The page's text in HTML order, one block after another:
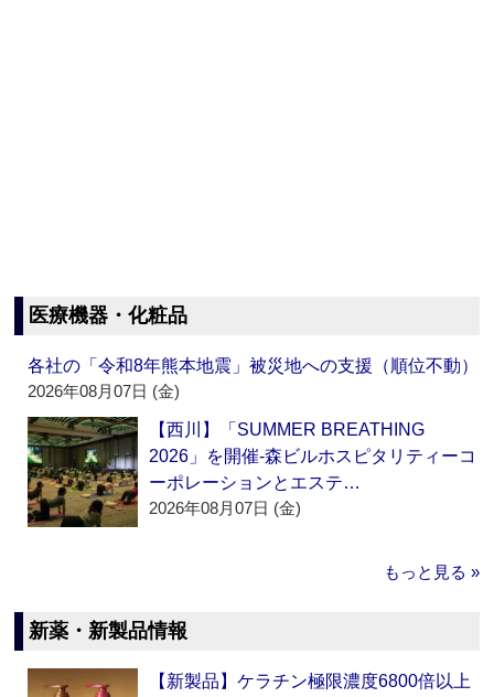
医療機器・化粧品
各社の「令和8年熊本地震」被災地への支援（順位不動）
2026年08月07日 (金)
【西川】「SUMMER BREATHING
2026」を開催‐森ビルホスピタリティーコ
ーポレーションとエステ…
2026年08月07日 (金)
もっと見る »
新薬・新製品情報
【新製品】ケラチン極限濃度6800倍以上